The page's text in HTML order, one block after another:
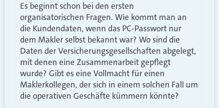
Es beginnt schon bei den ersten
organisatorischen Fragen. Wie kommt man an
die Kundendaten, wenn das PC-Passwort nur
dem Makler selbst bekannt war? Wo sind die
Daten der Versicherungsgesellschaften abgelegt,
mit denen eine Zusammenarbeit gepflegt
wurde? Gibt es eine Vollmacht für einen
Maklerkollegen, der sich in einem solchen Fall um
die operativen Geschäfte kümmern könnte?